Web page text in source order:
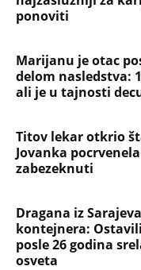
ponoviti
Marijanu je otac
delom nasledstva:
ali je u tajnosti
Titov lekar otkrio
Jovanka
zabezeknuti
Dragana iz
kontejnera:
posle 26 godina
osveta